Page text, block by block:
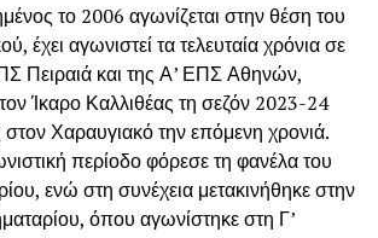
το 2006 αγωνίζεται στην θέση του
έχει αγωνιστεί τα τελευταία χρόνια σε
Πειραιά και της Α’ ΕΠΣ Αθηνών,
Ίκαρο Καλλιθέας τη σεζόν 2023-24
στον Χαραυγιακό την επόμενη χρονιά.
περίοδο φόρεσε τη φανέλα του
ενώ στη συνέχεια μετακινήθηκε στην
όπου αγωνίστηκε στη Γ’